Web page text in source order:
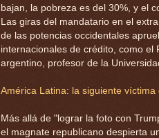
bajan, la pobreza es del 30%, y el
Las giras del mandatario en el
de las potencias occidentales
internacionales de crédito, como el
argentino, profesor de la
América Latina: la siguiente víctima
Más allá de "lograr la foto con
el magnate republicano despierta